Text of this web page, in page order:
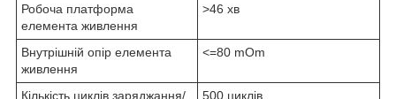
Робоча платформа
елемента живлення
>46 хв
Внутрішній опір елемента
живлення
<=80 mOm
Кількість циклів заряджання/
500 циклів